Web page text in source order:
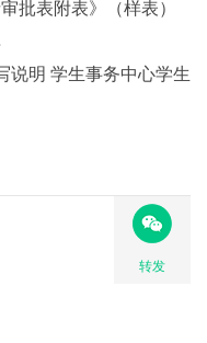
表附表》（样表）
明 学生事务中心学生
转发